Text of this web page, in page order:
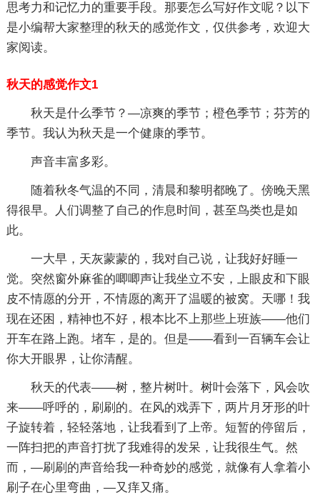
思考力和记忆力的重要手段。那要怎么写好作文呢？以下
是小编帮大家整理的秋天的感觉作文，仅供参考，欢迎大
家阅读。
秋天的感觉作文1
秋天是什么季节？—凉爽的季节；橙色季节；芬芳的
季节。我认为秋天是一个健康的季节。
声音丰富多彩。
随着秋冬气温的不同，清晨和黎明都晚了。傍晚天黑
得很早。人们调整了自己的作息时间，甚至鸟类也是如
此。
一大早，天灰蒙蒙的，我对自己说，让我好好睡一
觉。突然窗外麻雀的唧唧声让我坐立不安，上眼皮和下眼
皮不情愿的分开，不情愿的离开了温暖的被窝。天哪！我
现在还困，精神也不好，根本比不上那些上班族——他们
开车在路上跑。堵车，是的。但是——看到一百辆车会让
你大开眼界，让你清醒。
秋天的代表——树，整片树叶。树叶会落下，风会吹
来——呼呼的，刷刷的。在风的戏弄下，两片月牙形的叶
子旋转着，轻轻落地，让我看到了上帝。短暂的停留后，
一阵扫把的声音打扰了我难得的发呆，让我很生气。然
而，—刷刷的声音给我一种奇妙的感觉，就像有人拿着小
刷子在心里弯曲，—又痒又痛。